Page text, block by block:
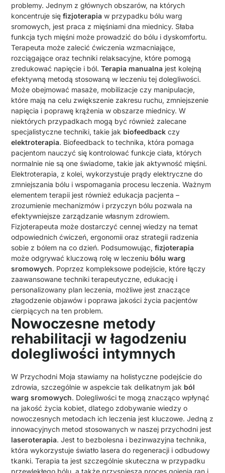
problemy. Jednym z głównych obszarów, na których
koncentruje sięfizjoterapia w przypadku bólu warg
sromowych, jest praca z mięśniami dna miednicy. Słaba
funkcja tych mięśni może prowadzić do bólu i dyskomfortu.
Terapeuta może zalecić ćwiczenia wzmacniające,
rozciągające oraz techniki relaksacyjne, które pomogą
zredukować napięcie i ból.Terapia manualna jest kolejną
efektywną metodą stosowaną w leczeniu tej dolegliwości.
Może obejmować masaże, mobilizacje czy manipulacje,
które mają na celu zwiększenie zakresu ruchu, zmniejszenie
napięcia i poprawę krążenia w obszarze miednicy. W
niektórych przypadkach mogą być również zalecane
specjalistyczne techniki, takie jak biofeedback czy
elektroterapia. Biofeedback to technika, która pomaga
pacjentom nauczyć się kontrolować funkcje ciała, których
normalnie nie są one świadome, takie jak aktywność mięśni.
Elektroterapia, z kolei, wykorzystuje prądy elektryczne do
zmniejszania bólu i wspomagania procesu leczenia. Ważnym
elementem terapii jest również edukacja pacjenta –
zrozumienie mechanizmów i przyczyn bólu pozwala na
efektywniejsze zarządzanie własnym zdrowiem.
Fizjoterapeuta może dostarczyć cennej wiedzy na temat
odpowiednich ćwiczeń, ergonomii oraz strategii radzenia
sobie z bólem na co dzień. Podsumowując,fizjoterapia
może odgrywać kluczową rolę w leczeniu bólu warg
sromowych. Poprzez kompleksowe podejście, które łączy
zaawansowane techniki terapeutyczne, edukację i
personalizowany plan leczenia, możliwe jest znaczące
złagodzenie objawów i poprawa jakości życia pacjentów
cierpiących na ten problem.
Nowoczesne metody
rehabilitacji w łagodzeniu
dolegliwości intymnych
W Przychodni Moja stawiamy na holistyczne podejście do
zdrowia, szczególnie w aspekcie tak delikatnym jak ból
warg sromowych. Dolegliwości te mogą znacząco wpłynąć
na jakość życia kobiet, dlatego zdobywanie wiedzy o
nowoczesnych metodach ich leczenia jest kluczowe. Jedną z
innowacyjnych metod stosowanych w naszej przychodni jest
laseroterapia. Jest to bezbolesna i bezinwazyjna technika,
która wykorzystuje światło lasera do regeneracji i odbudowy
tkanki. Terapia ta jest szczególnie skuteczna w przypadku